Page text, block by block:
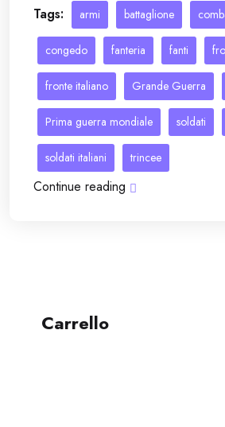
Tags: armi battaglione
congedo fanteria fanti
fronte italiano Grande Guerra
Prima guerra mondiale soldati
soldati italiani trincee
Continue reading
Carrello